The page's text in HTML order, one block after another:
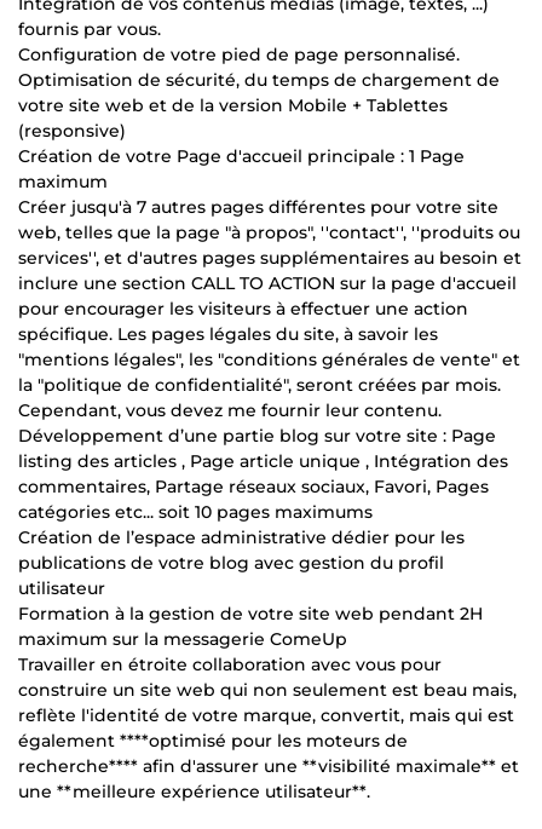
fournis par vous.
Configuration de votre pied de page personnalisé.
Optimisation de sécurité, du temps de chargement de
votre site web et de la version Mobile + Tablettes
(responsive)
Création de votre Page d'accueil principale : 1 Page
maximum
Créer jusqu'à 7 autres pages différentes pour votre site
web, telles que la page "à propos", ''contact'', ''produits ou
services'', et d'autres pages supplémentaires au besoin et
inclure une section CALL TO ACTION sur la page d'accueil
pour encourager les visiteurs à effectuer une action
spécifique. Les pages légales du site, à savoir les
"mentions légales", les "conditions générales de vente" et
la "politique de confidentialité", seront créées par mois.
Cependant, vous devez me fournir leur contenu.
Développement d’une partie blog sur votre site : Page
listing des articles , Page article unique , Intégration des
commentaires, Partage réseaux sociaux, Favori, Pages
catégories etc... soit 10 pages maximums
Création de l’espace administrative dédier pour les
publications de votre blog avec gestion du profil
utilisateur
Formation à la gestion de votre site web pendant 2H
maximum sur la messagerie ComeUp
Travailler en étroite collaboration avec vous pour
construire un site web qui non seulement est beau mais,
reflète l'identité de votre marque, convertit, mais qui est
également ****optimisé pour les moteurs de
recherche**** afin d'assurer une **visibilité maximale** et
une **meilleure expérience utilisateur**.